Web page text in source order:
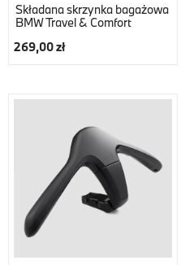
Składana skrzynka bagażowa
BMW Travel & Comfort
269,00 zł